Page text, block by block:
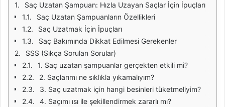
Saç Uzatan Şampuan: Hızla Uzayan Saçlar İçin İpuçları
Saç Uzatan Şampuanların Özellikleri
Saç Uzatmak İçin İpuçları
Saç Bakımında Dikkat Edilmesi Gerekenler
SSS (Sıkça Sorulan Sorular)
1. Saç uzatan şampuanlar gerçekten etkili mi?
2. Saçlarımı ne sıklıkla yıkamalıyım?
3. Saç uzatmak için hangi besinleri tüketmeliyim?
4. Saçımı ısı ile şekillendirmek zararlı mı?